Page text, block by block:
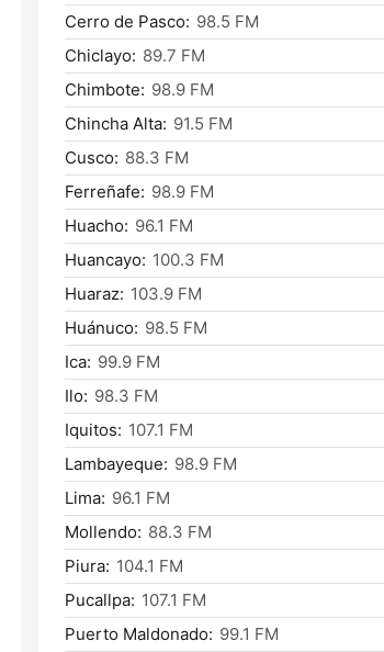
Cerro de Pasco: 98.5 FM
Chiclayo: 89.7 FM
Chimbote: 98.9 FM
Chincha Alta: 91.5 FM
Cusco: 88.3 FM
Ferreñafe: 98.9 FM
Huacho: 96.1 FM
Huancayo: 100.3 FM
Huaraz: 103.9 FM
Huánuco: 98.5 FM
Ica: 99.9 FM
Ilo: 98.3 FM
Iquitos: 107.1 FM
Lambayeque: 98.9 FM
Lima: 96.1 FM
Mollendo: 88.3 FM
Piura: 104.1 FM
Pucallpa: 107.1 FM
Puerto Maldonado: 99.1 FM